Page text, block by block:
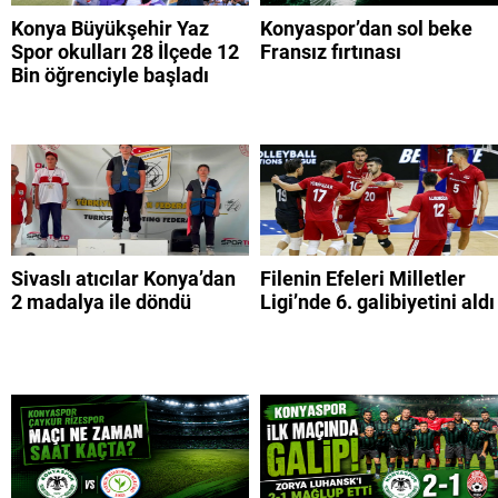
Konya Büyükşehir Yaz
Spor okulları 28 İlçede 12
Bin öğrenciyle başladı
Konyaspor’dan sol beke
Fransız fırtınası
Sivaslı atıcılar Konya’dan
2 madalya ile döndü
Filenin Efeleri Milletler
Ligi’nde 6. galibiyetini aldı